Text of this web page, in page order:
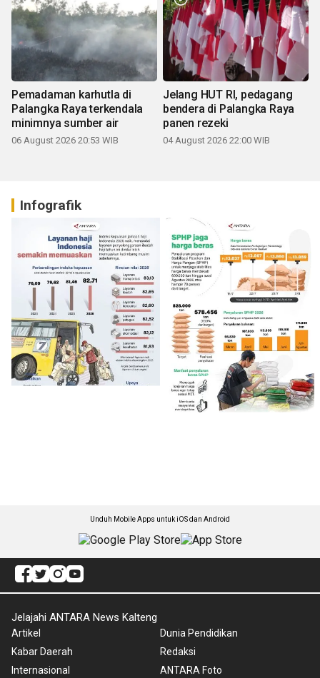
Pemadaman karhutla di
Palangka Raya terkendala
minimnya sumber air
06 August 2026 20:53 WIB
Jelang HUT RI, pedagang
bendera di Palangka Raya
panen rezeki
04 August 2026 22:00 WIB
Infografik
Unduh Mobile Apps untuk iOS dan Android
Jelajahi ANTARA News Kalteng
Artikel
Kabar Daerah
Internasional
Dunia Pendidikan
Redaksi
ANTARA Foto